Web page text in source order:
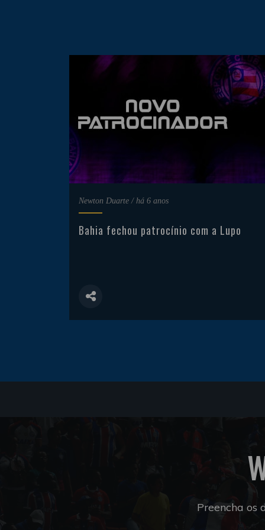
Newton Duarte / há 6 anos
Bahia fechou patrocínio com a Lupo
Preencha os